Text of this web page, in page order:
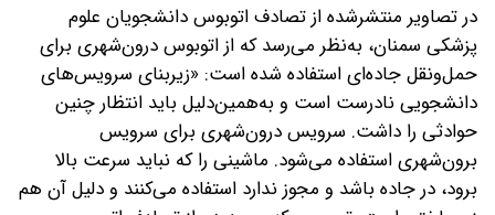
در تصاویر منتشرشده از تصادف اتوبوس دانشجویان علوم
پزشکی سمنان، به‌نظر می‌رسد که از اتوبوس درون‌شهری برای
حمل‌ونقل جاده‌ای استفاده شده است: «زیربنای سرویس‌های
دانشجویی نادرست است و به‌همین‌دلیل باید انتظار چنین
حوادثی را داشت. سرویس درون‌شهری برای سرویس
برون‌شهری استفاده می‌شود. ماشینی را که نباید سرعت بالا
برود، در جاده باشد و مجوز ندارد استفاده می‌کنند و دلیل آن هم